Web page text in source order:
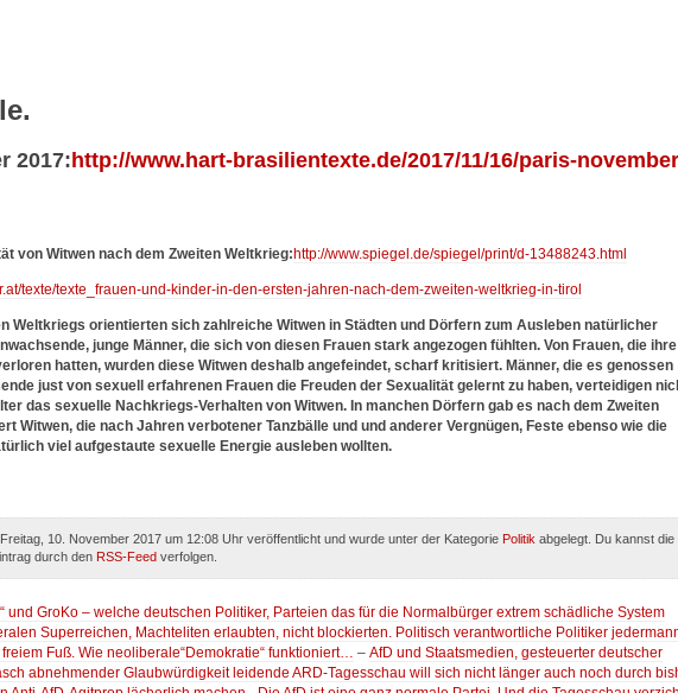
2017:http://www.hart-brasilientexte.de/2017/11/16/paris-
von Witwen nach dem Zweiten Weltkrieg:http://www.spiegel.de/spiegel/print/d-13488243.html
texte/texte_frauen-und-kinder-in-den-ersten-jahren-nach-dem-zweiten-weltkrieg-in-tirol
Weltkriegs orientierten sich zahlreiche Witwen in Städten und Dörfern zum Ausleben natürlicher
junge Männer, die sich von diesen Frauen stark angezogen fühlten. Von Frauen, die ihre
hatten, wurden diese Witwen deshalb angefeindet, scharf kritisiert. Männer, die es genossen
just von sexuell erfahrenen Frauen die Freuden der Sexualität gelernt zu haben, verteidigen
das sexuelle Nachkriegs-Verhalten von Witwen. In manchen Dörfern gab es nach dem Zweiten
Witwen, die nach Jahren verbotener Tanzbälle und und anderer Vergnügen, Feste ebenso wie die
viel aufgestaute sexuelle Energie ausleben wollten.
10. November 2017 um 12:08 Uhr veröffentlicht und wurde unter der Kategorie Politik abgelegt. Du kannst die
durch den RSS-Feed verfolgen.
und GroKo – welche deutschen Politiker, Parteien das für die Normalbürger extrem schädliche System
Superreichen, Machteliten erlaubten, nicht blockierten. Politisch verantwortliche Politiker
Fuß. Wie neoliberale“Demokratie“ funktioniert…
– AfD und Staatsmedien, gesteuerter deutscher
abnehmender Glaubwürdigkeit leidende ARD-Tagesschau will sich nicht länger auch noch durch